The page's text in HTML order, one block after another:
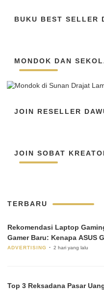
BUKU BEST SELLER
MONDOK DAN
JOIN RESELLER
JOIN SOBAT
TERBARU
Rekomendasi Laptop
Gamer Baru: Kenapa ASUS
ADVERTISING 2 hari yang lalu
Top 3 Reksadana Pasar